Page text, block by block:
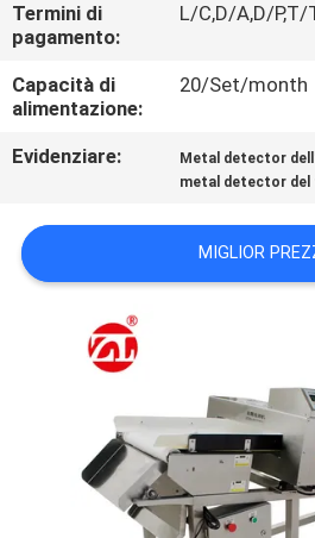
RICHIEDA
UNA
CITAZIONE
SHOW
SITEMAP
POLICY
Termini di
pagamento:
L/C,D/A,D/P,T/
Capacità di
alimentazione:
20/Set/month
Evidenziare: Metal detector
metal detector
MIGLIOR